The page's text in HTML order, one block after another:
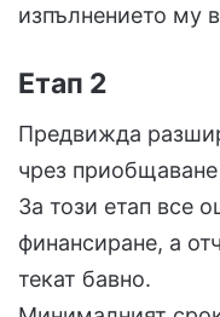
изпълнението му
Етап 2
Предвижда
чрез
За този етап все
финансиране, а
текат бавно.